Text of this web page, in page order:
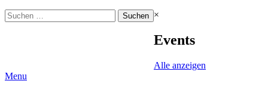
Suchen
nach:
×
Events
Alle anzeigen
Menu